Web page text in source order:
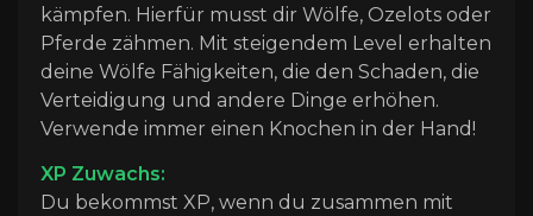
kämpfen. Hierfür musst dir Wölfe, Ozelots oder
Pferde zähmen. Mit steigendem Level erhalten
deine Wölfe Fähigkeiten, die den Schaden, die
Verteidigung und andere Dinge erhöhen.
Verwende immer einen Knochen in der Hand!
XP Zuwachs:
Du bekommst XP, wenn du zusammen mit